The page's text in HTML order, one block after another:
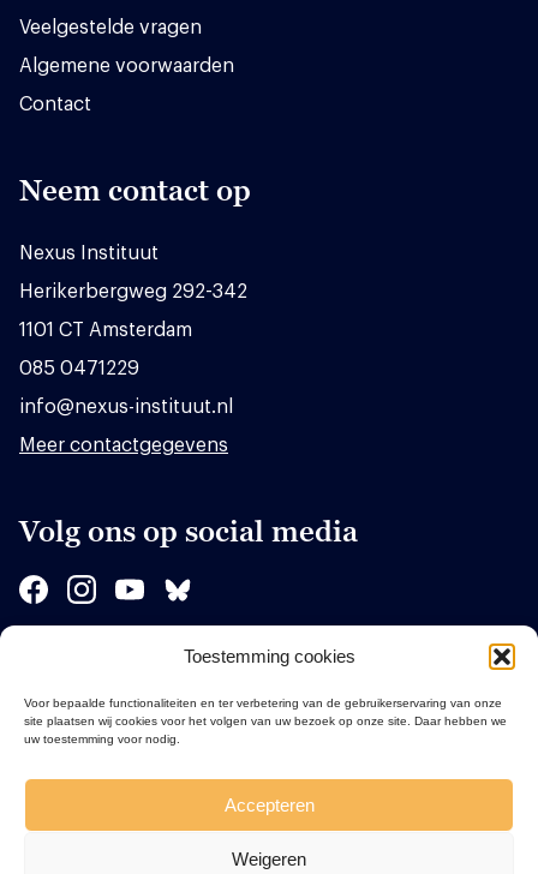
Toestemming cookies
Voor bepaalde functionaliteiten en ter verbetering van de gebruikerservaring van onze
site plaatsen wij cookies voor het volgen van uw bezoek op onze site. Daar hebben we
uw toestemming voor nodig.
Accepteren
Weigeren
Veelgestelde vragen
Algemene voorwaarden
Contact
Neem contact op
Nexus Instituut
Herikerbergweg 292-342
1101 CT Amsterdam
085 0471229
info@nexus-instituut.nl
Meer contactgegevens
Volg ons op social media